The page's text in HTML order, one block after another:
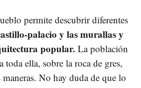
permite descubrir diferentes
palacio y las murallas y
popular. La población
toda ella, sobre la roca de gres,
maneras. No hay duda de que lo